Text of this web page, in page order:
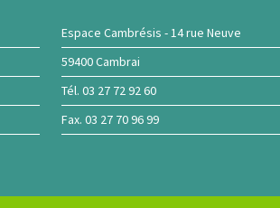
Espace Cambrésis - 14 rue Neuve
59400 Cambrai
Tél. 03 27 72 92 60
Fax. 03 27 70 96 99